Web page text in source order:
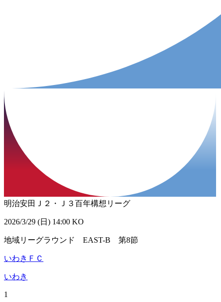
明治安田Ｊ２・Ｊ３百年構想リーグ
2026/3/29 (日) 14:00 KO
地域リーグラウンド EAST-B 第8節
いわきＦＣ
いわき
1